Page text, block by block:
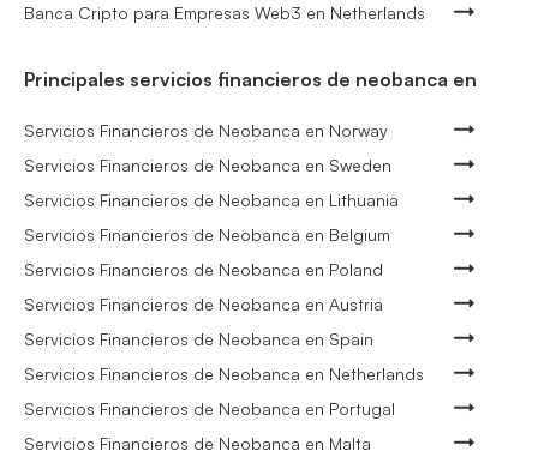
Banca Cripto para Empresas Web3 en Netherlands
Principales servicios financieros de neobanca en
Servicios Financieros de Neobanca en Norway
Servicios Financieros de Neobanca en Sweden
Servicios Financieros de Neobanca en Lithuania
Servicios Financieros de Neobanca en Belgium
Servicios Financieros de Neobanca en Poland
Servicios Financieros de Neobanca en Austria
Servicios Financieros de Neobanca en Spain
Servicios Financieros de Neobanca en Netherlands
Servicios Financieros de Neobanca en Portugal
Servicios Financieros de Neobanca en Malta